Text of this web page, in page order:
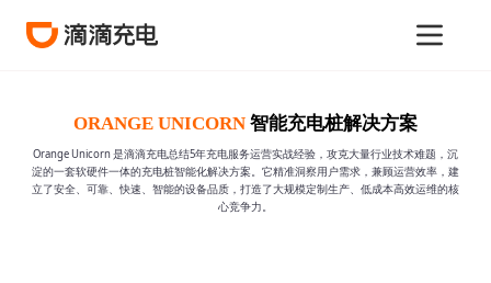
ORANGE UNICORN 智能充电桩解决方案
Orange Unicorn 是滴滴充电总结5年充电服务运营实战经验，攻克大量行业技术难题，沉
淀的一套软硬件一体的充电桩智能化解决方案。它精准洞察用户需求，兼顾运营效率，建
立了安全、可靠、快速、智能的设备品质，打造了大规模定制生产、低成本高效运维的核
心竞争力。